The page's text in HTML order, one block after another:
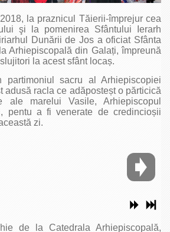
la praznicul Tăierii-împrejur cea
şi la pomenirea Sfântului Ierarh
Dunării de Jos a oficiat Sfânta
Arhiepiscopală din Galați, împreună
la acest sfânt locaș.
sacru al Arhiepiscopiei
adusă racla ce adăposteșt o părticică
ale marelui Vasile, Arhiepiscopul
pentu a fi venerate de credincioșii
zi.
de la Catedrala Arhiepiscopală,